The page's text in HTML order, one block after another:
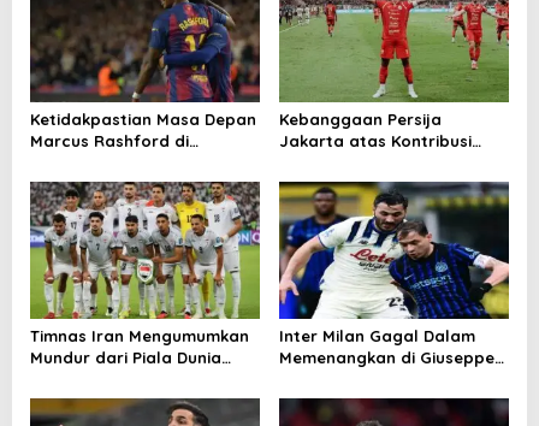
Ketidakpastian Masa Depan
Marcus Rashford di
Kebanggaan Persija
Jakarta atas Kontribusi
Timnas Iran Mengumumkan
Mundur dari Piala Dunia
Inter Milan Gagal Dalam
Memenangkan di Giuseppe